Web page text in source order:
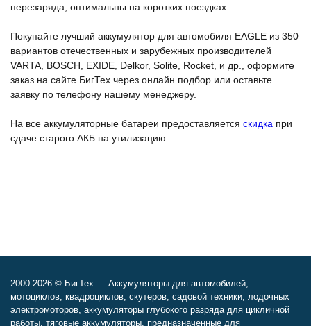
перезаряда, оптимальны на коротких поездках.
Покупайте лучший аккумулятор для автомобиля EAGLE из 350
вариантов отечественных и зарубежных производителей
VARTA, BOSCH, EXIDE, Delkor, Solite, Rocket, и др., оформите
заказ на сайте БигТех через онлайн подбор или оставьте
заявку по телефону нашему менеджеру.
На все аккумуляторные батареи предоставляется скидка при
сдаче старого АКБ на утилизацию.
2000-2026 © БигТех — Аккумуляторы для автомобилей,
мотоциклов, квадроциклов, скутеров, садовой техники, лодочных
электромоторов, аккумуляторы глубокого разряда для цикличной
работы, тяговые аккумуляторы, предназначенные для